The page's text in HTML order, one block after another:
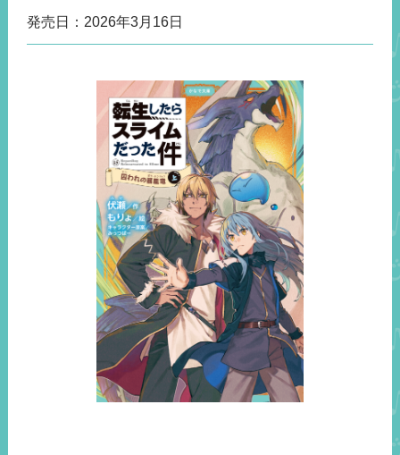
発売日： 2026年3月16日